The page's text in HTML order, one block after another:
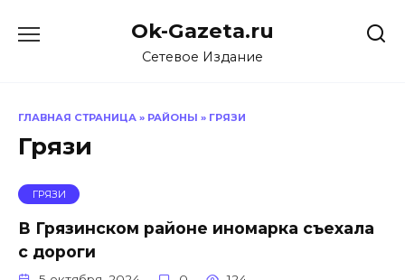
Ok-Gazeta.ru
Сетевое Издание
ГЛАВНАЯ СТРАНИЦА » РАЙОНЫ » ГРЯЗИ
Грязи
ГРЯЗИ
В Грязинском районе иномарка съехала
с дороги